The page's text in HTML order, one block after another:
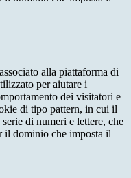
alla piattaforma di
per aiutare i
dei visitatori e
di tipo pattern, in cui il
di numeri e lettere, che
il dominio che imposta il